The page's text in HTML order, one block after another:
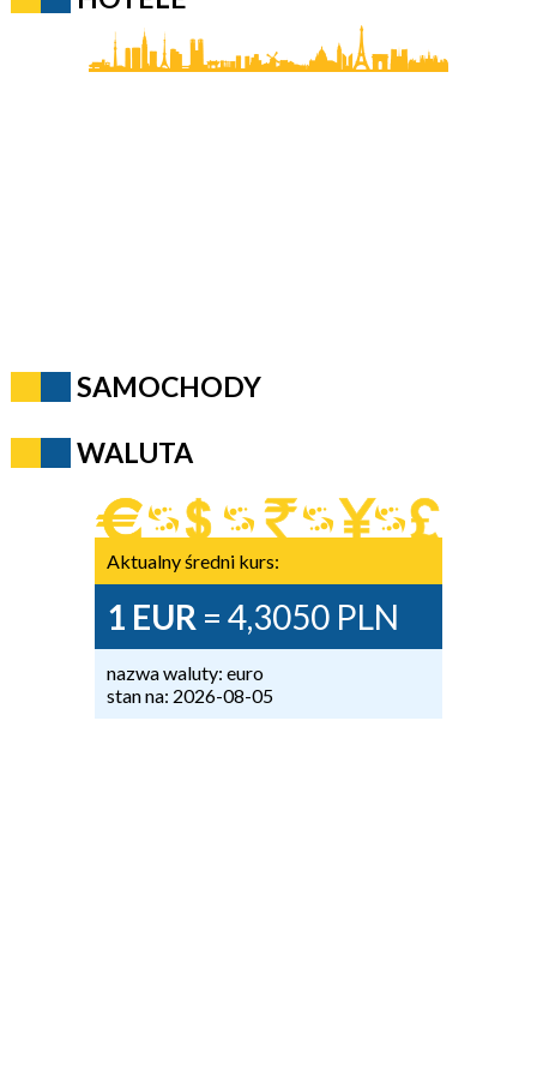
SAMOCHODY
WALUTA
Aktualny średni kurs:
1 EUR = 4,3050 PLN
nazwa waluty: euro
stan na: 2026-08-05